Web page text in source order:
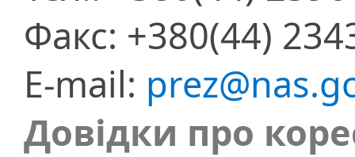
Факс: +380(44)
E-mail:
Довідки про